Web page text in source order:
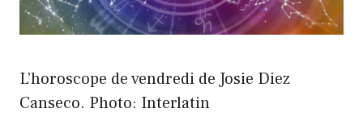
L’horoscope de vendredi de Josie Diez
Canseco. Photo: Interlatin